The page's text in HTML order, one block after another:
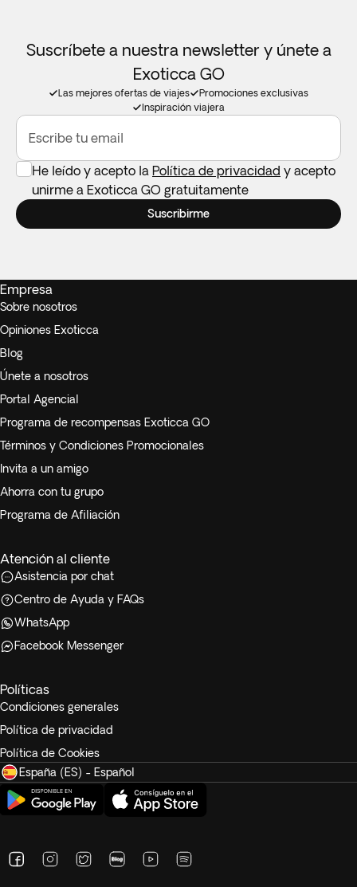
Suscríbete a nuestra newsletter y únete a
Exoticca GO
Las mejores ofertas de viajes
Promociones exclusivas
Inspiración viajera
Escribe tu email
He leído y acepto la Política de privacidad y acepto
unirme a Exoticca GO gratuitamente
Suscribirme
Empresa
Sobre nosotros
Opiniones Exoticca
Blog
Únete a nosotros
Portal Agencial
Programa de recompensas Exoticca GO
Términos y Condiciones Promocionales
Invita a un amigo
Ahorra con tu grupo
Programa de Afiliación
Atención al cliente
Asistencia por chat
Centro de Ayuda y FAQs
WhatsApp
Facebook Messenger
Políticas
Condiciones generales
Política de privacidad
Política de Cookies
España (ES) - Español